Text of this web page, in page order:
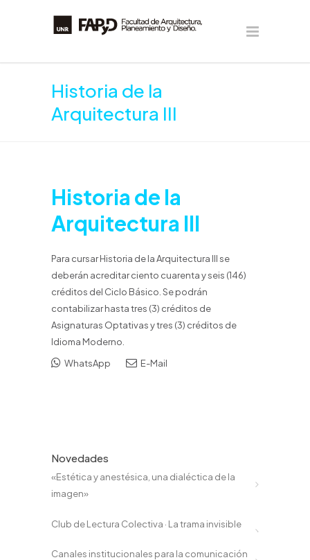
Historia de la
Arquitectura III
Historia de la
Arquitectura III
Para cursar Historia de la Arquitectura III se
deberán acreditar ciento cuarenta y seis (146)
créditos del Ciclo Básico. Se podrán
contabilizar hasta tres (3) créditos de
Asignaturas Optativas y tres (3) créditos de
Idioma Moderno.
WhatsApp
E-Mail
Novedades
«Estética y anestésica, una dialéctica de la
imagen»
Club de Lectura Colectiva · La trama invisible
Canales institucionales para la comunicación